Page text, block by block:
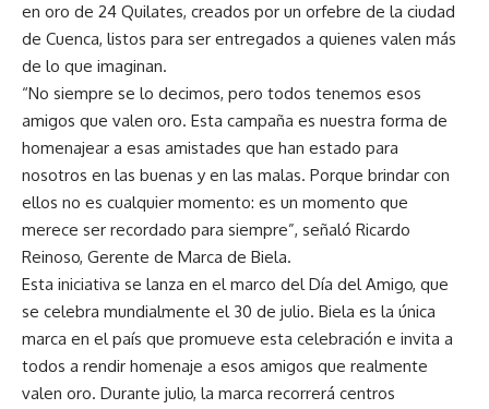
en oro de 24 Quilates, creados por un orfebre de la ciudad
de Cuenca, listos para ser entregados a quienes valen más
de lo que imaginan.
“No siempre se lo decimos, pero todos tenemos esos
amigos que valen oro. Esta campaña es nuestra forma de
homenajear a esas amistades que han estado para
nosotros en las buenas y en las malas. Porque brindar con
ellos no es cualquier momento: es un momento que
merece ser recordado para siempre”, señaló Ricardo
Reinoso, Gerente de Marca de Biela.
Esta iniciativa se lanza en el marco del Día del Amigo, que
se celebra mundialmente el 30 de julio. Biela es la única
marca en el país que promueve esta celebración e invita a
todos a rendir homenaje a esos amigos que realmente
valen oro. Durante julio, la marca recorrerá centros